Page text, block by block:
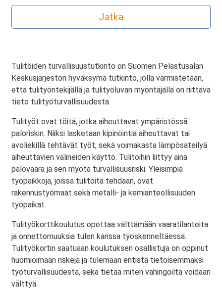
Tulitöiden turvallisuustutkinto on Suomen Pelastusalan
Keskusjärjestön hyväksymä tutkinto, jolla varmistetaan,
että tulityöntekijällä ja tulityöluvan myöntäjällä on riittävä
tieto tulityöturvallisuudesta.
Tulityöt ovat töitä, jotka aiheuttavat ympäristössä
paloriskin. Niiksi lasketaan kipinöintiä aiheuttavat tai
avoliekillä tehtävät työt, sekä voimakasta lämpösäteilyä
aiheuttavien välineiden käyttö. Tulitöihin liittyy aina
palovaara ja sen myötä turvallisuusriski. Yleisimpiä
työpaikkoja, joissa tulitöitä tehdään, ovat
rakennustyömaat sekä metalli- ja kemianteollisuuden
työpaikat.
Tulityökorttikoulutus opettaa välttämään vaaratilanteita
ja onnettomuuksia tulen kanssa työskenneltäessä.
Tulityökortin saatuaan koulutuksen osallistuja on oppinut
huomioimaan riskejä ja tulemaan entistä tietoisemmaksi
työturvallisuudesta, sekä tietää miten vahingoilta voidaan
välttyä.